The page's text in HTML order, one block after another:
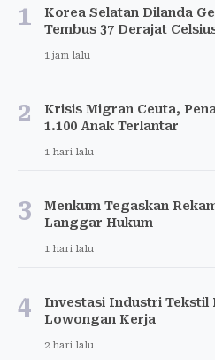
1
Korea Selatan Dilanda
Tembus 37 Derajat
1 jam lalu
2
Krisis Migran Ceuta,
1.100 Anak Terlantar
1 hari lalu
3
Menkum Tegaskan
Langgar Hukum
1 hari lalu
4
Investasi Industri Tekstil
Lowongan Kerja
2 hari lalu